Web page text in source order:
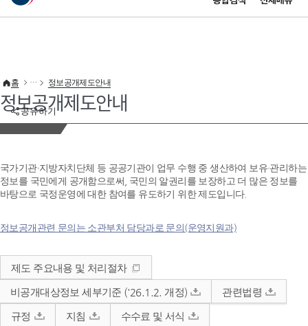
이 누리집은 대한민국 공식 전자정부 누리집입니다.
공유하기
홈 정보공개제도안내
정보공개제도안내
국가기관·지방자치단체 등 공공기관이 업무 수행 중 생산하여 보유·관리하는
정보를 국민에게 공개함으로써, 국민의 알권리를 보장하고 더 많은 정보를
바탕으로 국정운영에 대한 참여를 유도하기 위한 제도입니다.
정보공개관련 문의는 소관부처 담당과로 문의(운영지원과)
제도 주요내용 및 처리절차
비공개대상정보 세부기준 ('26.1.2. 개정) 관련법령
규정 지침 수수료 및 서식